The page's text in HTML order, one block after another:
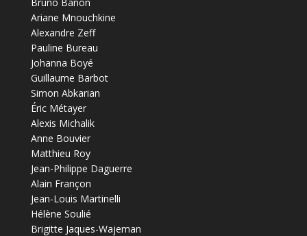
Ariane Mnouchkine
Alexandre Zeff
Pauline Bureau
Johanna Boyé
Guillaume Barbot
Simon Abkarian
Éric Métayer
Alexis Michalik
Anne Bouvier
Matthieu Roy
Jean-Philippe Daguerre
Alain Françon
Jean-Louis Martinelli
Hélène Soulié
Brigitte Jaques-Wajeman